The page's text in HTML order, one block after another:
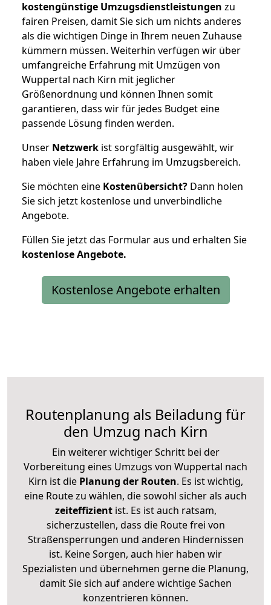
kostengünstige Umzugsdienstleistungen zu
fairen Preisen, damit Sie sich um nichts anderes
als die wichtigen Dinge in Ihrem neuen Zuhause
kümmern müssen. Weiterhin verfügen wir über
umfangreiche Erfahrung mit Umzügen von
Wuppertal nach Kirn mit jeglicher
Größenordnung und können Ihnen somit
garantieren, dass wir für jedes Budget eine
passende Lösung finden werden.
Unser Netzwerk ist sorgfältig ausgewählt, wir
haben viele Jahre Erfahrung im Umzugsbereich.
Sie möchten eine Kostenübersicht? Dann holen
Sie sich jetzt kostenlose und unverbindliche
Angebote.
Füllen Sie jetzt das Formular aus und erhalten Sie
kostenloseAngebote.
Kostenlose Angebote erhalten
Routenplanung als Beiladung für
den Umzug nach Kirn
Ein weiterer wichtiger Schritt bei der
Vorbereitung eines Umzugs von Wuppertal nach
Kirn ist diePlanung der Routen. Es ist wichtig,
eine Route zu wählen, die sowohl sicher als auch
zeiteffizientist. Es ist auch ratsam,
sicherzustellen, dass die Route frei von
Straßensperrungen und anderen Hindernissen
ist. Keine Sorgen, auch hier haben wir
Spezialisten und übernehmen gerne die Planung,
damit Sie sich auf andere wichtige Sachen
konzentrieren können.